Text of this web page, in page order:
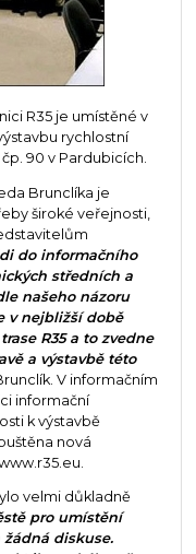
R35 je umístěné v
rychlostní
90 v Pardubicích.
Brunclíka je
široké veřejnosti,
do informačního
středních a
našeho názoru
v nejbližší době
R35 a to zvedne
a výstavbě této
V informačním
informační
k výstavbě
nová
velmi důkladně
pro umístění
diskuse.